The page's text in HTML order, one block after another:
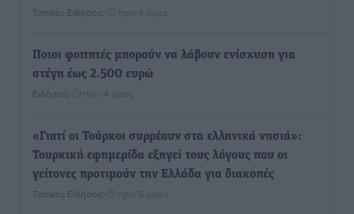
Τοπικές Ειδήσεις πριν 4 ώρες
Ποιοι φοιτητές μπορούν να λάβουν ενίσχυση για
στέγη έως 2.500 ευρώ
Ειδήσεις πριν 4 ώρες
«Γιατί οι Τούρκοι συρρέουν στα ελληνικά νησιά»:
Τουρκική εφημερίδα εξηγεί τους λόγους που οι
γείτονες προτιμούν την Ελλάδα για διακοπές
Τοπικές Ειδήσεις πριν 5 ώρες